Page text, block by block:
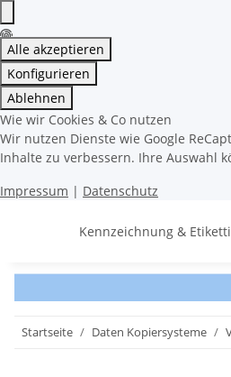
Alle akzeptieren
Konfigurieren
Ablehnen
Wie wir Cookies & Co nutzen
Wir nutzen Dienste wie Google
Inhalte zu verbessern. Ihre Auswahl
Impressum | Datenschutz
Kennzeichnung &
Startseite Daten Kopiersysteme